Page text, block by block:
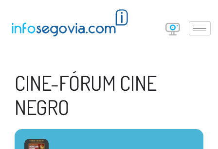
CINE-FÓRUM CINE
NEGRO